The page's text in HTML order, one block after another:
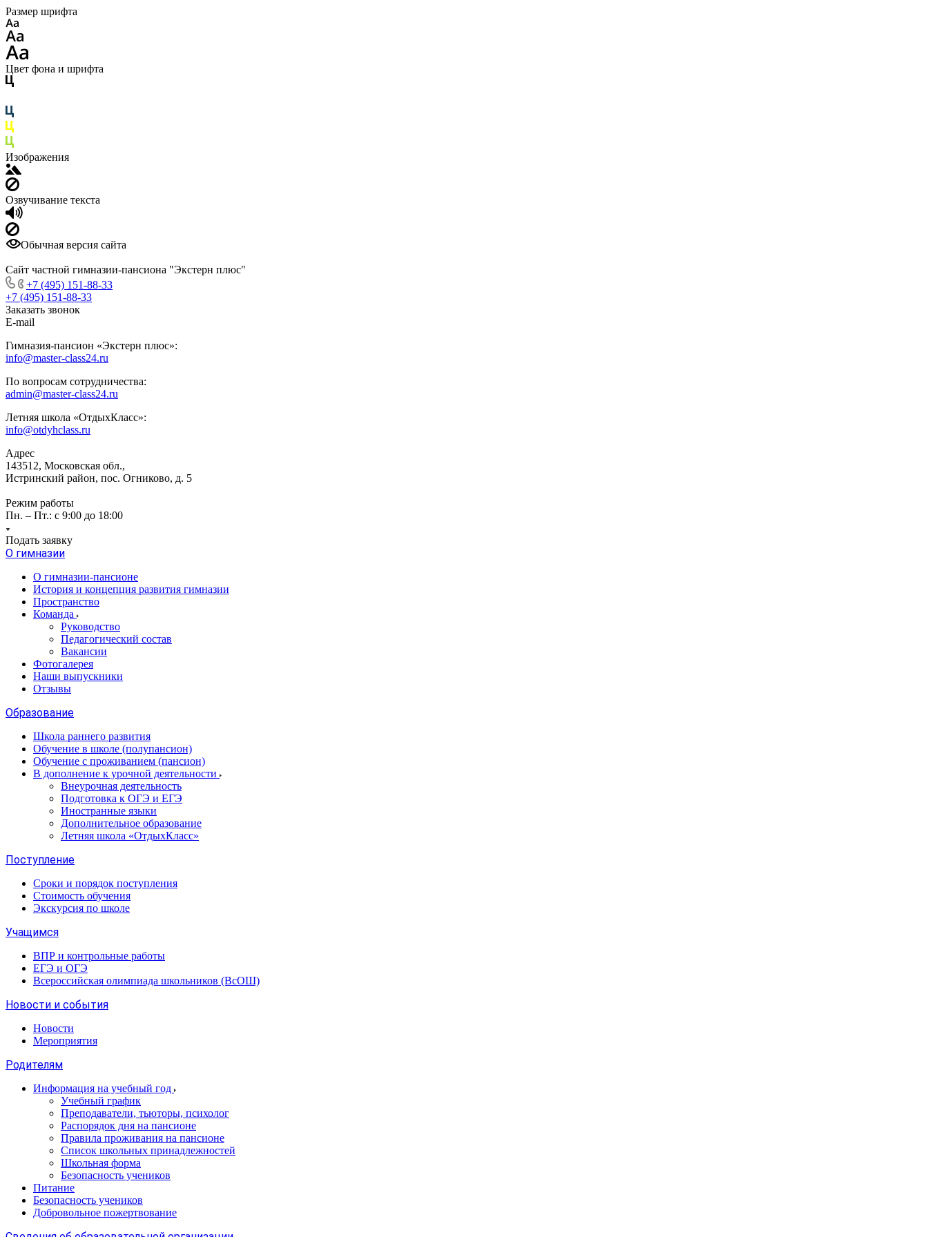
Размер шрифта
Цвет фона и шрифта
Изображения
Озвучивание текста
Обычная версия сайта
Сайт частной гимназии-пансиона "Экстерн плюс"
+7 (495) 151-88-33
+7 (495) 151-88-33
Заказать звонок
E-mail
Гимназия-пансион «Экстерн плюс»:
info@master-class24.ru
По вопросам сотрудничества:
admin@master-class24.ru
Летняя школа «ОтдыхКласс»:
info@otdyhclass.ru
Адрес
143512, Московская обл.,
Истринский район, пос. Огниково, д. 5
Режим работы
Пн. – Пт.: с 9:00 до 18:00
Подать заявку
О гимназии
О гимназии-пансионе
История и концепция развития гимназии
Пространство
Команда
Руководство
Педагогический состав
Вакансии
Фотогалерея
Наши выпускники
Отзывы
Образование
Школа раннего развития
Обучение в школе (полупансион)
Обучение с проживанием (пансион)
В дополнение к урочной деятельности
Внеурочная деятельность
Подготовка к ОГЭ и ЕГЭ
Иностранные языки
Дополнительное образование
Летняя школа «ОтдыхКласс»
Поступление
Сроки и порядок поступления
Стоимость обучения
Экскурсия по школе
Учащимся
ВПР и контрольные работы
ЕГЭ и ОГЭ
Всероссийская олимпиада школьников (ВсОШ)
Новости и события
Новости
Мероприятия
Родителям
Информация на учебный год
Учебный график
Преподаватели, тьюторы, психолог
Распорядок дня на пансионе
Правила проживания на пансионе
Список школьных принадлежностей
Школьная форма
Безопасность учеников
Питание
Безопасность учеников
Добровольное пожертвование